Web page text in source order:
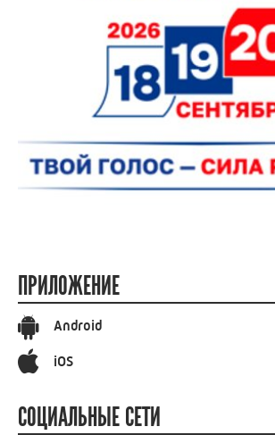
ПРИЛОЖЕНИЕ
Android
iOS
СОЦИАЛЬНЫЕ СЕТИ